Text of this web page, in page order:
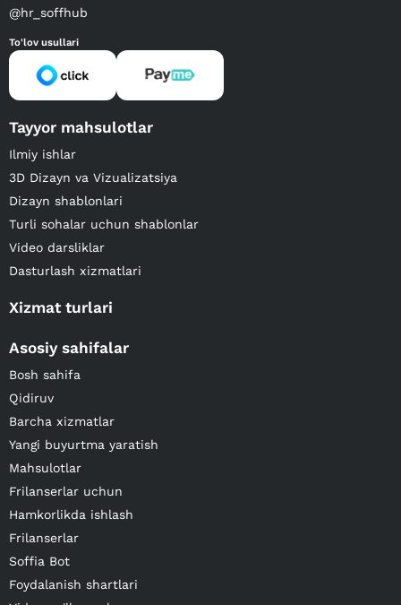
@hr_soffhub
To'lov usullari
Tayyor mahsulotlar
Ilmiy ishlar
3D Dizayn va Vizualizatsiya
Dizayn shablonlari
Turli sohalar uchun shablonlar
Video darsliklar
Dasturlash xizmatlari
Xizmat turlari
Asosiy sahifalar
Bosh sahifa
Qidiruv
Barcha xizmatlar
Yangi buyurtma yaratish
Mahsulotlar
Frilanserlar uchun
Hamkorlikda ishlash
Frilanserlar
Soffia Bot
Foydalanish shartlari